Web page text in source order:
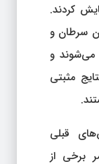
کردند.
سرطان و
می‌شوند و
مثبتی
قبلی
برخی از